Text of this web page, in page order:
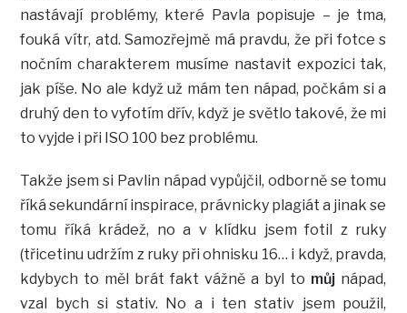
nastávají problémy, které Pavla popisuje – je tma,
fouká vítr, atd. Samozřejmě má pravdu, že při fotce s
nočním charakterem musíme nastavit expozici tak,
jak píše. No ale když už mám ten nápad, počkám si a
druhý den to vyfotím dřív, když je světlo takové, že mi
to vyjde i při ISO 100 bez problému.
Takže jsem si Pavlin nápad vypůjčil, odborně se tomu
říká sekundární inspirace, právnicky plagiát a jinak se
tomu říká krádež, no a v klídku jsem fotil z ruky
(třicetinu udržím z ruky při ohnisku 16… i když, pravda,
kdybych to měl brát fakt vážně a byl to můj nápad,
vzal bych si stativ. No a i ten stativ jsem použil,